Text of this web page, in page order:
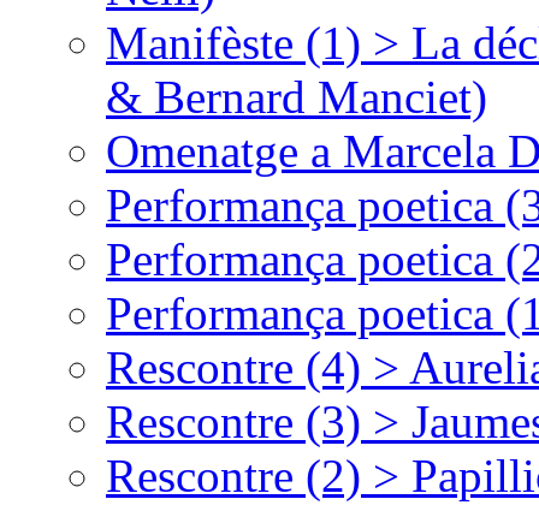
Manifèste (1) > La
& Bernard Manciet)
Omenatge a Marcela
Performança poetica
Performança poetica
Performança poetica
Rescontre (4) >
Rescontre (3) >
Rescontre (2) >